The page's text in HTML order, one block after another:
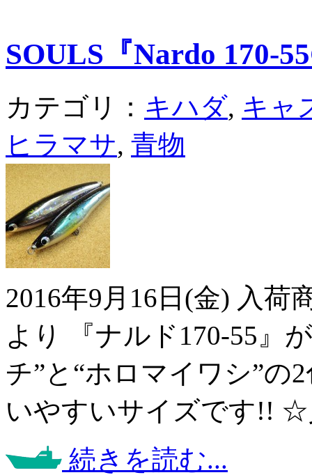
SOULS『Nardo 170-
カテゴリ： キハダ, キャ
ヒラマサ, 青物
2016年9月16日(金) 入荷
より 『ナルド170-55』
チ”と“ホロマイワシ”の
いやすいサイズです!!
続きを読む...